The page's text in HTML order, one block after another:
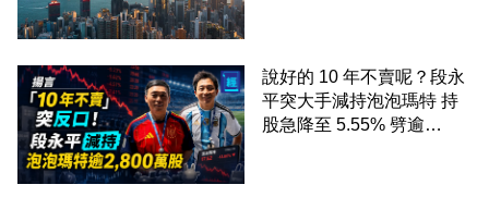
說好的 10 年不賣呢？段永
平突大手減持泡泡瑪特 持
股急降至 5.55% 劈逾